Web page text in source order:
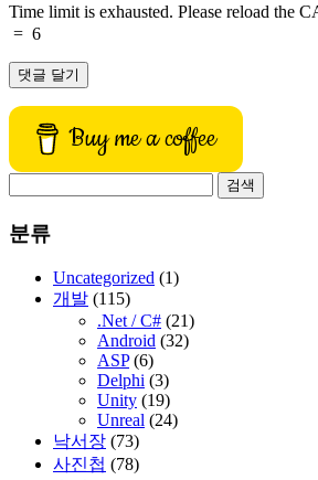
Time limit is exhausted. Please reload the
= 6
Buy me a coffee
분류
Uncategorized (1)
개발 (115)
.Net / C# (21)
Android (32)
ASP(6)
Delphi (3)
Unity (19)
Unreal (24)
낙서장 (73)
사진첩 (78)